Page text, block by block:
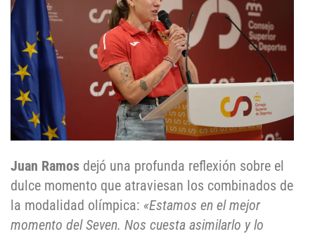
Juan Ramos dejó una profunda reflexión sobre el
dulce momento que atraviesan los combinados de
la modalidad olímpica: «Estamos en el mejor
momento del Seven. Nos cuesta asimilarlo y lo